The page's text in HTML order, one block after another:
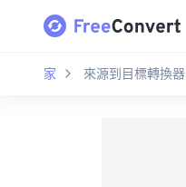
家 來源到目標轉換器